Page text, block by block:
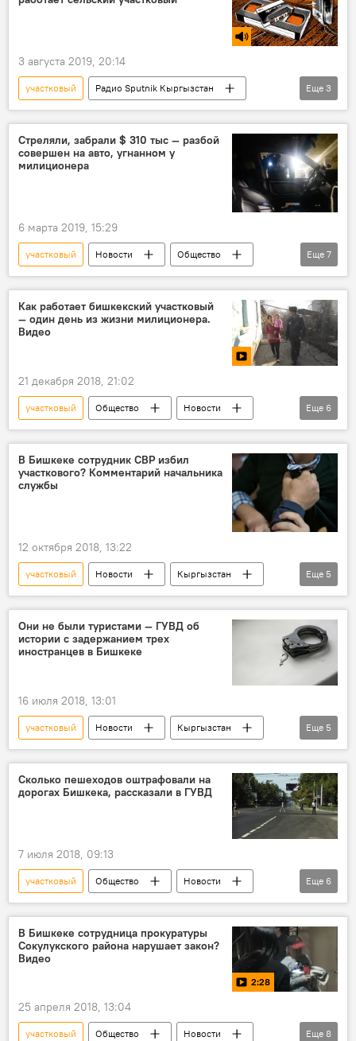
3 августа 2019, 20:14
участковый
Радио Sputnik Кыргызстан
Общество
полицейский село
Еще 3
Стреляли, забрали $ 310 тыс — разбой
совершен на авто, угнанном у
милиционера
6 марта 2019, 15:29
участковый Новости
Общество
Кыргызстан
Происшествия
Бишкек
Беш-Кунгей
разбой
пистолет
угон
Еще 7
Как работает бишкекский участковый
— один день из жизни милиционера.
Видео
21 декабря 2018, 21:02
участковый Общество
Новости
видео
Кыргызстан
Мультимедиа
Бишкек
работа инспектор
Еще 6
В Бишкеке сотрудник СВР избил
участкового? Комментарий начальника
службы
12 октября 2018, 13:22
участковый Новости
Кыргызстан
Происшествия
Бишкек
МВД
избиение
милиция
Еще 5
Они не были туристами — ГУВД об
истории с задержанием трех
иностранцев в Бишкеке
16 июля 2018, 13:01
участковый Новости
Кыргызстан
Происшествия
Бишкек
конфликт
депортация
Еще 5
Сколько пешеходов оштрафовали на
дорогах Бишкека, рассказали в ГУВД
7 июля 2018, 09:13
участковый Общество
Новости
Кыргызстан
Бишкек
ГУВД
милиция
Еще 6
В Бишкеке сотрудница прокуратуры
Сокулукского района нарушает закон?
Видео
2:28
25 апреля 2018, 13:04
участковый Общество
Новости
Еще 8